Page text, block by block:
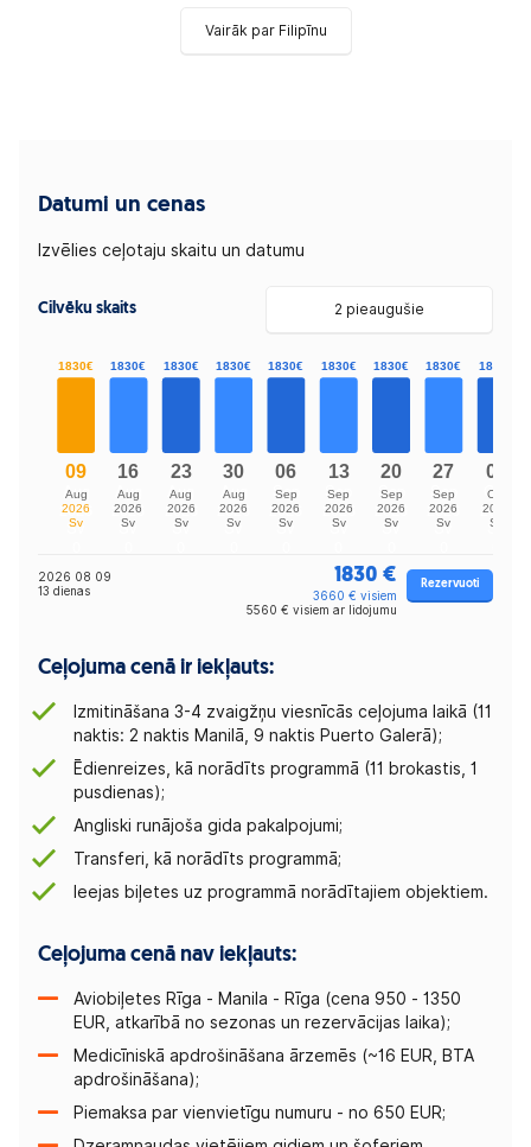
Vairāk par Filipīnu
Datumi un cenas
Izvēlies ceļotaju skaitu un datumu
Cilvēku skaits 2 pieaugušie
2026 08 09
13 dienas
1830 €
3660 € visiem
5560 € visiem ar lidojumu
Rezervuoti
Ceļojuma cenā ir iekļauts:
Izmitināšana 3-4 zvaigžņu viesnīcās ceļojuma laikā (11
naktis: 2 naktis Manilā, 9 naktis Puerto Galerā);
Ēdienreizes, kā norādīts programmā (11 brokastis, 1
pusdienas);
Angliski runājoša gida pakalpojumi;
Transferi, kā norādīts programmā;
Ieejas biļetes uz programmā norādītajiem objektiem.
Ceļojuma cenā nav iekļauts:
Aviobiļetes Rīga - Manila - Rīga (cena 950 - 1350
EUR, atkarībā no sezonas un rezervācijas laika);
Medicīniskā apdrošināšana ārzemēs (~16 EUR, BTA
apdrošināšana);
Piemaksa par vienvietīgu numuru - no 650 EUR;